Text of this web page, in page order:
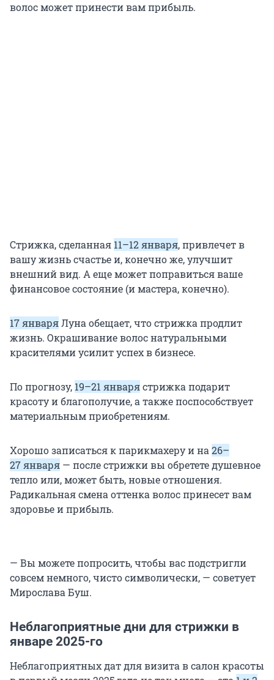
волос может принести вам прибыль.
Стрижка, сделанная 11–12 января, привлечет в
вашу жизнь счастье и, конечно же, улучшит
внешний вид. А еще может поправиться ваше
финансовое состояние (и мастера, конечно).
17 январяЛуна обещает, что стрижка продлит
жизнь. Окрашивание волос натуральными
красителями усилит успех в бизнесе.
По прогнозу, 19–21 январястрижка подарит
красоту и благополучие, а также поспособствует
материальным приобретениям.
Хорошо записаться к парикмахеру и на26–
27 января — после стрижки вы обретете душевное
тепло или, может быть, новые отношения.
Радикальная смена оттенка волос принесет вам
здоровье и прибыль.
— Вы можете попросить, чтобы вас подстригли
совсем немного, чисто символически, — советует
Мирослава Буш.
Неблагоприятные дни для стрижки в
январе 2025-го
Неблагоприятных дат для визита в салон красоты